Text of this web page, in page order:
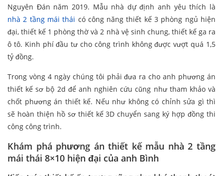
Nguyên Đán năm 2019. Mẫu nhà dự định anh yêu thích là
nhà 2 tầng mái thái có công năng thiết kế 3 phòng ngủ hiện
đại, thiết kế 1 phòng thờ và 2 nhà vệ sinh chung, thiết kế ga ra
ô tô. Kinh phí đầu tư cho công trình không được vượt quá 1,5
tỷ đồng.
Trong vòng 4 ngày chúng tôi phải đưa ra cho anh phương án
thiết kế sơ bộ 2d để anh nghiên cứu cũng như tham khảo và
chốt phương án thiết kế. Nếu như không có chỉnh sửa gì thì
sẽ hoàn thiện hồ sơ thiết kế 3D chuyển sang ký hợp đồng thi
công công trình.
Khám phá phương án thiết kế mẫu nhà 2 tầng
mái thái 8×10 hiện đại của anh Bình